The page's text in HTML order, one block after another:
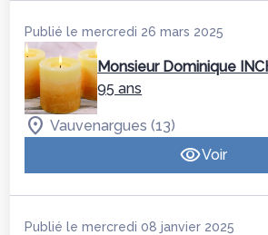
Publié le mercredi 26 mars 2025
Monsieur Dominique
95 ans
Vauvenargues (13)
Voir
Publié le mercredi 08 janvier 2025